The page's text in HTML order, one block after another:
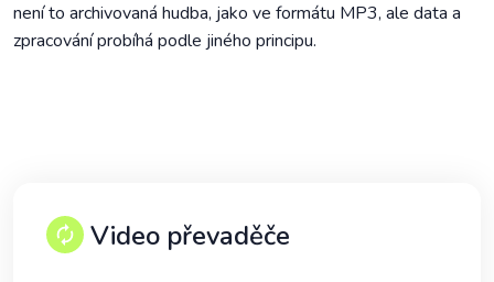
není to archivovaná hudba, jako ve formátu MP3, ale data a
zpracování probíhá podle jiného principu.
Video převaděče